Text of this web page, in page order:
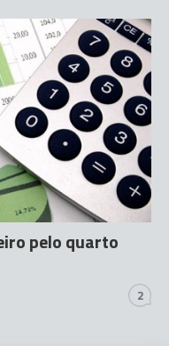
pelo quarto
2